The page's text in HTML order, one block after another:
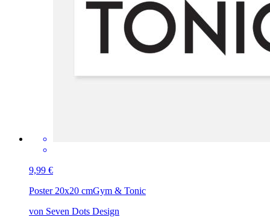
9,99 €
Poster 20x20 cmGym & Tonic
von Seven Dots Design